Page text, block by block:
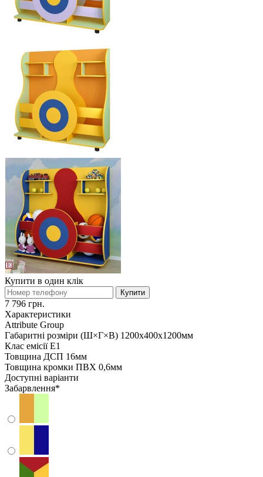
Купити в один клік
Купити
7 796 грн.
Характеристики
Attribute Group
Габаритні розміри (Ш×Г×В) 1200х400х1200мм
Клас емісії Е1
Товщина ДСП 16мм
Товщина кромки ПВХ 0,6мм
Доступні варіанти
Забарвлення*